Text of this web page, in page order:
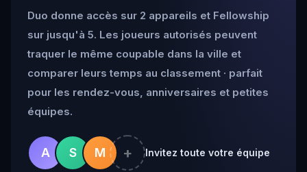
Duo donne accès sur 2 appareils et Fellowship
sur jusqu'à 5. Les joueurs autorisés peuvent
traquer le même coupable dans la ville et
comparer leurs temps au classement · parfait
pour les rendez-vous, anniversaires et petites
équipes.
A S M + Invitez toute votre équipe